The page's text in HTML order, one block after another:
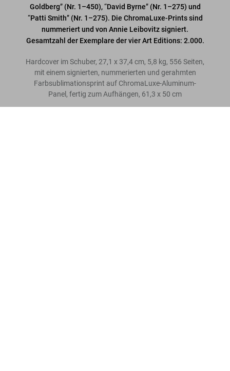
Goldberg”(Nr. 1–450),“David Byrne”(Nr. 1–275) und
“Patti Smith”(Nr. 1–275). Die ChromaLuxe-Prints sind
nummeriert und von Annie Leibovitz signiert.
Gesamtzahl der Exemplare der vier Art Editions: 2.000.
Hardcover im Schuber, 27,1 x 37,4 cm, 5,8 kg, 556 Seiten,
mit einem signierten, nummerierten und gerahmten
Farbsublimationsprint auf ChromaLuxe-Aluminum-
Panel, fertig zum Aufhängen, 61,3 x 50 cm